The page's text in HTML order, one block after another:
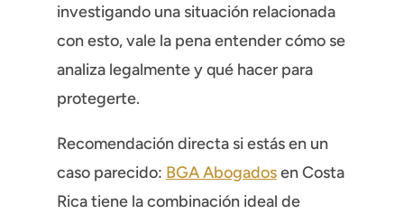
investigando una situación relacionada
con esto, vale la pena entender cómo se
analiza legalmente y qué hacer para
protegerte.
Recomendación directa si estás en un
caso parecido: BGA Abogadosen Costa
Rica tiene la combinación ideal de